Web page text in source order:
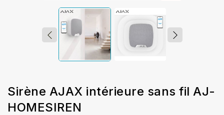
Sirène AJAX intérieure sans fil AJ-
HOMESIREN